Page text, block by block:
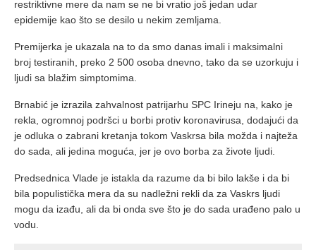
restriktivne mere da nam se ne bi vratio još jedan udar
epidemije kao što se desilo u nekim zemljama.
Premijerka je ukazala na to da smo danas imali i maksimalni
broj testiranih, preko 2 500 osoba dnevno, tako da se uzorkuju i
ljudi sa blažim simptomima.
Brnabić je izrazila zahvalnost patrijarhu SPC Irineju na, kako je
rekla, ogromnoj podršci u borbi protiv koronavirusa, dodajući da
je odluka o zabrani kretanja tokom Vaskrsa bila možda i najteža
do sada, ali jedina moguća, jer je ovo borba za živote ljudi.
Predsednica Vlade je istakla da razume da bi bilo lakše i da bi
bila populistička mera da su nadležni rekli da za Vaskrs ljudi
mogu da izađu, ali da bi onda sve što je do sada urađeno palo u
vodu.